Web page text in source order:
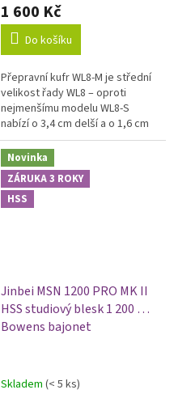
1 600 Kč
Do košíku
Přepravní kufr WL8-M je střední
velikost řady WL8 – oproti
nejmenšímu modelu WL8-S
nabízí o 3,4 cm delší a o 1,6 cm
hlubší vnitřní prostor s
celkovým objemem kolem 11
litrů....
Novinka
ZÁRUKA 3 ROKY
HSS
Jinbei MSN 1200 PRO MK II
HSS studiový blesk 1 200 Ws,
Bowens bajonet
Skladem (< 5 ks)